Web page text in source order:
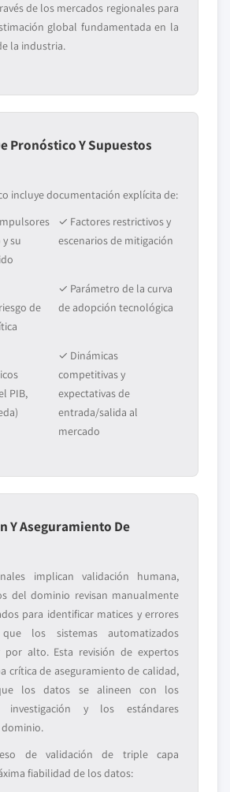
de los mercados regionales para
global fundamentada en la
la industria.
Pronóstico Y Supuestos
incluye documentación explícita de:
su
✓ Factores restrictivos y
escenarios de mitigación
de
✓ Parámetro de la curva
de adopción tecnológica
PIB,
✓ Dinámicas
competitivas y
expectativas de
entrada/salida al
mercado
Y Aseguramiento De
implican validación humana,
del dominio revisan manualmente
para identificar matices y errores
que los sistemas automatizados
por alto. Esta revisión de expertos
crítica de aseguramiento de calidad,
los datos se alineen con los
investigación y los estándares
dominio.
de validación de triple capa
fiabilidad de los datos: